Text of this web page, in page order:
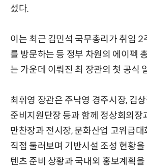
섰다.
이는 최근 김민석 국무총리가 취임 2
를 방문하는 등 정부 차원의 에이펙
는 가운데 이뤄진 최 장관의 첫 공식
최휘영 장관은 주낙영 경주시장, 김
준비지원단장 등과 함께 정상회의장
만찬장과 전시장, 문화산업 고위급
직접 둘러보며 기반시설 조성 현황
텐츠 준비 상황과 국내외 홍보계획을